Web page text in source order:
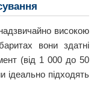
високою
вони здатні
(від 1 000 до 50
ідеально підходять